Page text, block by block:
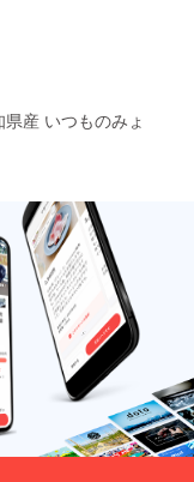
せん
い。
確認く
ださい
リア、
離島扱
いのエ
リア
は、送
料が合
わない
ためご
支援を
お受け
できま
せん。
大変申
し訳ご
産 いつものみょ